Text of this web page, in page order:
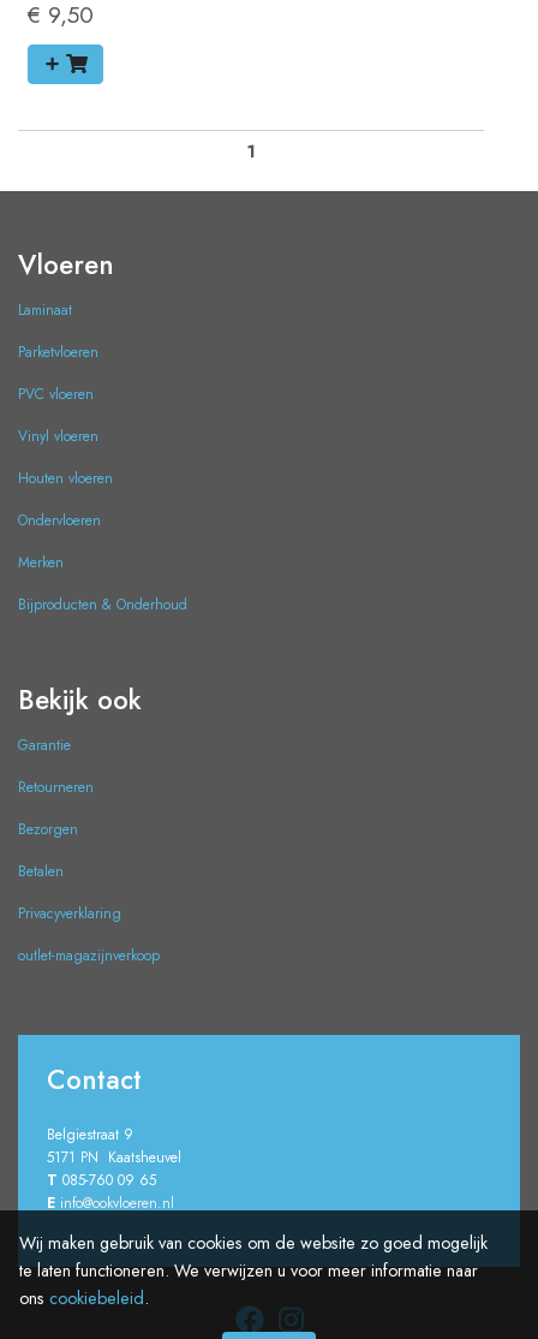
€ 9,50
1
Wij maken gebruik van cookies om de website zo goed mogelijk
te laten functioneren. We verwijzen u voor meer informatie naar
ons cookiebeleid.
Vloeren
Laminaat
Parketvloeren
PVC vloeren
Vinyl vloeren
Houten vloeren
Ondervloeren
Merken
Bijproducten & Onderhoud
Bekijk ook
Garantie
Retourneren
Bezorgen
Betalen
Privacyverklaring
outlet-magazijnverkoop
Contact
Belgiestraat 9
5171 PN Kaatsheuvel
T 085-760 09 65
E info@ookvloeren.nl